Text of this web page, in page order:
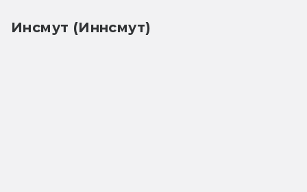
Инсмут (Иннсмут)